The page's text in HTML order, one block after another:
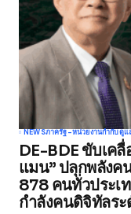
NEWSภาครัฐ-หน่วยงานกำกับดูแ
DE-BDE ขับเคลื่
แมน” ปลุกพลังค
878 คนทั่วประเ
กำลังคนดิจิทัลระ